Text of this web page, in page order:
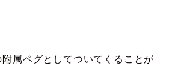
附属ペグとしてついてくることが